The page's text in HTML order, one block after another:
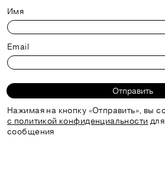
Имя
Email
Отправить
Нажимая на кнопку «Отправить», вы
с политикой конфиденциальности
сообщения